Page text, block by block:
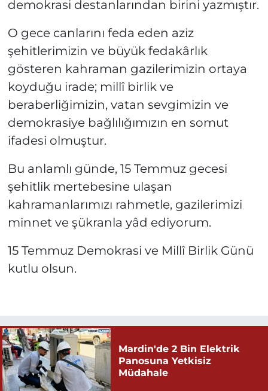
demokrasi destanlarından birini yazmıştır.
O gece canlarını feda eden aziz
şehitlerimizin ve büyük fedakârlık
gösteren kahraman gazilerimizin ortaya
koyduğu irade; millî birlik ve
beraberliğimizin, vatan sevgimizin ve
demokrasiye bağlılığımızın en somut
ifadesi olmuştur.
Bu anlamlı günde, 15 Temmuz gecesi
şehitlik mertebesine ulaşan
kahramanlarımızı rahmetle, gazilerimizi
minnet ve şükranla yâd ediyorum.
15 Temmuz Demokrasi ve Millî Birlik Günü
kutlu olsun.
Mardin'de 2 Bin Elektrik
Panosuna Yetkisiz
Müdahale